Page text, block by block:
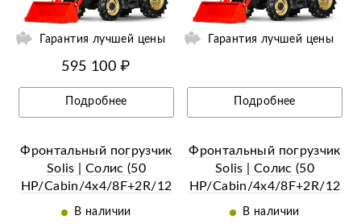
Гарантия лучшей цены
595 100 ₽
Подробнее
Гарантия лучшей цены
Подробнее
Фронтальный погрузчик
Solis | Солис (50
HP/Cabin/4x4/8F+2R/12
F+12) Увеличенный ковш
В наличии
Фронтальный погрузчик
Solis | Солис (50
HP/Cabin/4x4/8F+2R/12
F+12R) Челюстной ковш
В наличии